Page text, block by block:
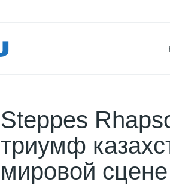
Steppes
триумф
мировой сцене